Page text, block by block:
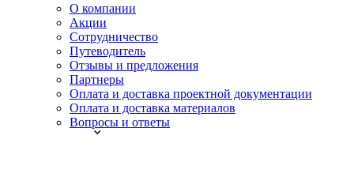
О компании
Акции
Сотрудничество
Путеводитель
Отзывы и предложения
Партнеры
Оплата и доставка проектной документации
Оплата и доставка материалов
Вопросы и ответы